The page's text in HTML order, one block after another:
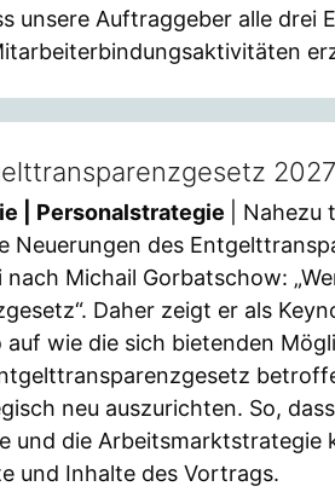
unsere Auftraggeber alle drei
2027
| Personalstrategie
|
Neuerungen des
Michail Gorbatschow:
Daher zeigt er als
wie die sich bietenden
neu auszurichten. So,
und die
und Inhalte des Vortrags.